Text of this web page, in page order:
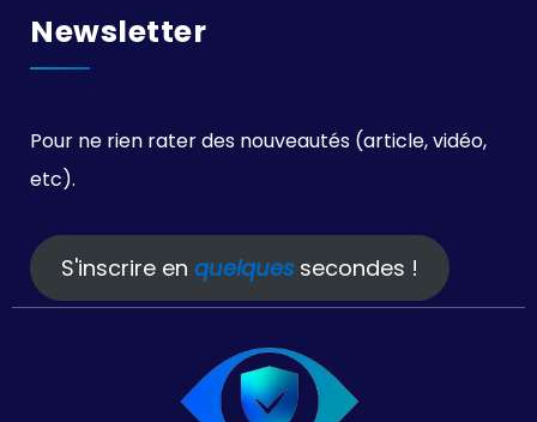
Newsletter
Pour ne rien rater des nouveautés (article, vidéo,
etc).
S'inscrire en quelques secondes !